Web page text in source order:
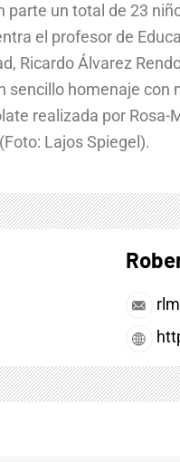
parte un total de 23
el profesor de
Ricardo Álvarez
sencillo homenaje con
realizada por Rosa-
Lajos Spiegel).